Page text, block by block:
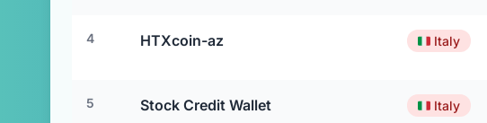
4 HTXcoin-az 🇮🇹 Italy
5 Stock Credit Wallet 🇮🇹 Italy